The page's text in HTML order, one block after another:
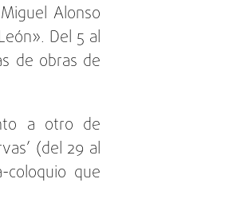
Alonso
Del 5 al
de obras de
a otro de
(del 29 al
coloquio que